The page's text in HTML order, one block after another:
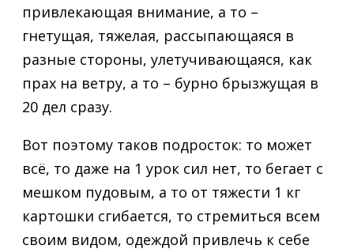
привлекающая внимание, а то –
гнетущая, тяжелая, рассыпающаяся в
разные стороны, улетучивающаяся, как
прах на ветру, а то – бурно брызжущая в
20 дел сразу.
Вот поэтому таков подросток: то может
всё, то даже на 1 урок сил нет, то бегает с
мешком пудовым, а то от тяжести 1 кг
картошки сгибается, то стремиться всем
своим видом, одеждой привлечь к себе